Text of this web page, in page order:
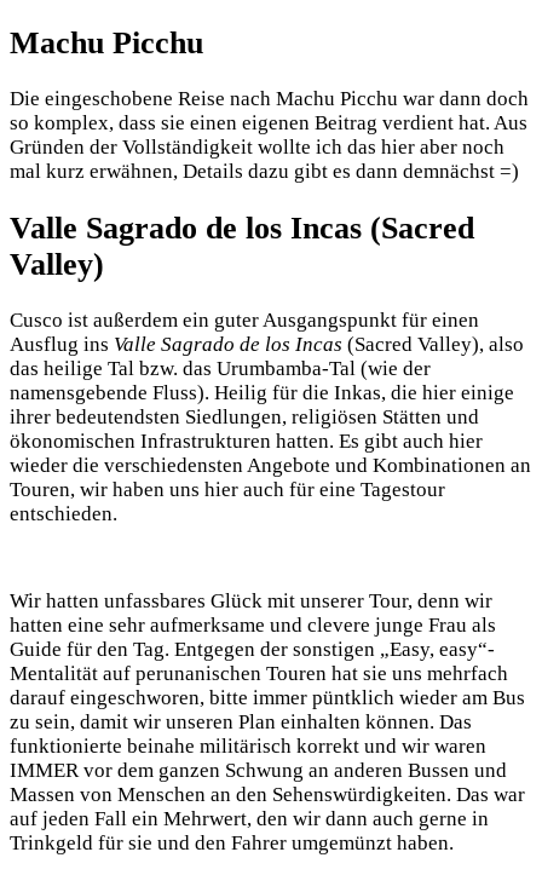
Machu Picchu
Die eingeschobene Reise nach Machu Picchu war dann doch
so komplex, dass sie einen eigenen Beitrag verdient hat. Aus
Gründen der Vollständigkeit wollte ich das hier aber noch
mal kurz erwähnen, Details dazu gibt es dann demnächst =)
Valle Sagrado de los Incas (Sacred
Valley)
Cusco ist außerdem ein guter Ausgangspunkt für einen
Ausflug ins Valle Sagrado de los Incas (Sacred Valley), also
das heilige Tal bzw. das Urumbamba-Tal (wie der
namensgebende Fluss). Heilig für die Inkas, die hier einige
ihrer bedeutendsten Siedlungen, religiösen Stätten und
ökonomischen Infrastrukturen hatten. Es gibt auch hier
wieder die verschiedensten Angebote und Kombinationen an
Touren, wir haben uns hier auch für eine Tagestour
entschieden.
Wir hatten unfassbares Glück mit unserer Tour, denn wir
hatten eine sehr aufmerksame und clevere junge Frau als
Guide für den Tag. Entgegen der sonstigen „Easy, easy“-
Mentalität auf perunanischen Touren hat sie uns mehrfach
darauf eingeschworen, bitte immer püntklich wieder am Bus
zu sein, damit wir unseren Plan einhalten können. Das
funktionierte beinahe militärisch korrekt und wir waren
IMMER vor dem ganzen Schwung an anderen Bussen und
Massen von Menschen an den Sehenswürdigkeiten. Das war
auf jeden Fall ein Mehrwert, den wir dann auch gerne in
Trinkgeld für sie und den Fahrer umgemünzt haben.